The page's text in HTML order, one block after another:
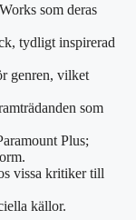
som deras
tydligt inspirerad
genren, vilket
som
Plus;
vissa kritiker till
källor.